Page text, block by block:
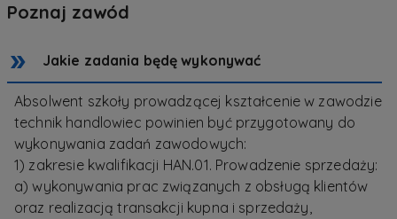
Poznaj zawód
Jakie zadania będę wykonywać
Absolwent szkoły prowadzącej kształcenie w zawodzie
technik handlowiec powinien być przygotowany do
wykonywania zadań zawodowych:
1) zakresie kwalifikacji HAN.01. Prowadzenie sprzedaży:
a) wykonywania prac związanych z obsługą klientów
oraz realizacją transakcji kupna i sprzedaży,